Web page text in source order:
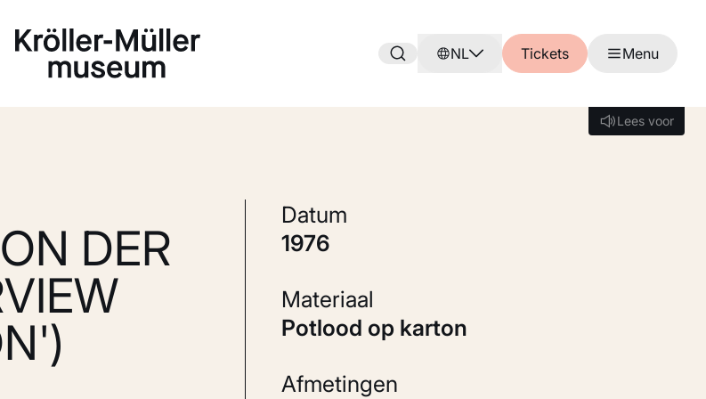
NL Tickets Menu
Lees voor
Lees voor
DER
Datum
1976
Materiaal
Potlood op karton
Afmetingen